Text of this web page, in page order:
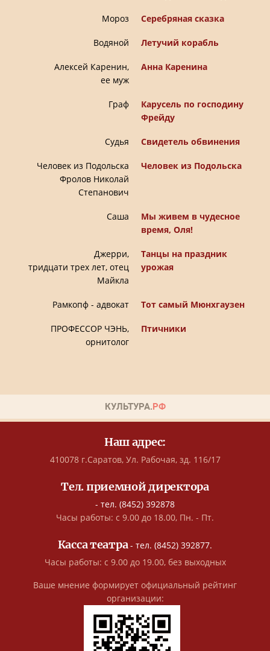
Мороз Серебряная сказка
Водяной Летучий корабль
Алексей Каренин,
ее муж
Анна Каренина
Граф
Карусель по господину
Фрейду
Судья Свидетель обвинения
Человек из Подольска
Фролов Николай
Степанович
Человек из Подольска
Саша
Мы живем в чудесное
время, Оля!
Джерри,
тридцати трех лет, отец
Майкла
Танцы на праздник
урожая
Рамкопф - адвокат Тот самый Мюнхгаузен
ПРОФЕССОР ЧЭНЬ,
орнитолог
Птичники
Наш адрес:
410078 г.Саратов, Ул. Рабочая, зд. 116/17
Тел. приемной директора
- тел. (8452) 392878
Часы работы: с 9.00 до 18.00, Пн. - Пт.
Касса театра- тел. (8452) 392877.
Часы работы: с 9.00 до 19.00, без выходных
Ваше мнение формирует официальный рейтинг
организации: